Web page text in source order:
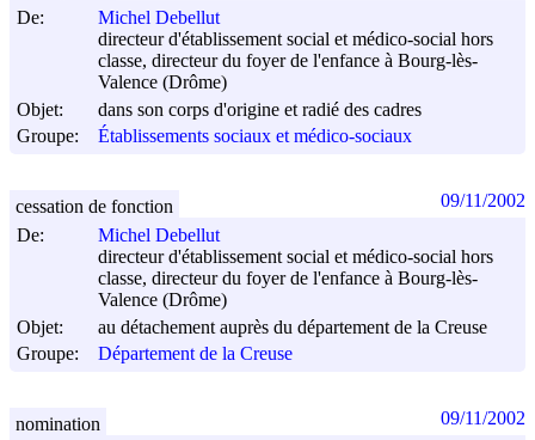
De:
Michel Debellut
directeur d'établissement social et médico-social hors
classe, directeur du foyer de l'enfance à Bourg-lès-
Valence (Drôme)
Objet:
dans son corps d'origine et radié des cadres
Groupe:
Établissements sociaux et médico-sociaux
De:
Michel Debellut
directeur d'établissement social et médico-social hors
classe, directeur du foyer de l'enfance à Bourg-lès-
Valence (Drôme)
Objet:
au détachement auprès du département de la Creuse
Groupe:
Département de la Creuse
cessation de fonction 09/11/2002
nomination 09/11/2002